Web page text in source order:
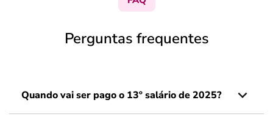
Perguntas frequentes
Quando vai ser pago o 13º salário de 2025?